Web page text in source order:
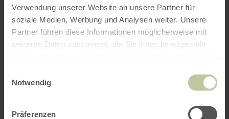
Verwendung unserer Website an unsere Partner für
soziale Medien, Werbung und Analysen weiter. Unsere
Partner führen diese Informationen möglicherweise mit
weiteren Daten zusammen, die Sie ihnen bereitgestellt
Notwendig
Präferenzen